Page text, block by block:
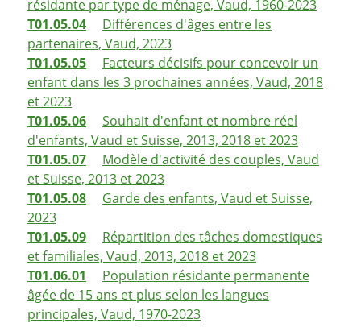
résidante par type de ménage, Vaud, 1960-2023
T01.05.04
Différences d'âges entre les
partenaires, Vaud, 2023
T01.05.05
Facteurs décisifs pour concevoir un
enfant dans les 3 prochaines années, Vaud, 2018
et 2023
T01.05.06
Souhait d'enfant et nombre réel
d'enfants, Vaud et Suisse, 2013, 2018 et 2023
T01.05.07
Modèle d'activité des couples, Vaud
et Suisse, 2013 et 2023
T01.05.08
Garde des enfants, Vaud et Suisse,
2023
T01.05.09
Répartition des tâches domestiques
et familiales, Vaud, 2013, 2018 et 2023
T01.06.01
Population résidante permanente
âgée de 15 ans et plus selon les langues
principales, Vaud, 1970-2023